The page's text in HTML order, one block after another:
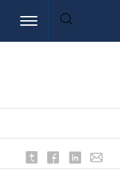
Toggle navigation